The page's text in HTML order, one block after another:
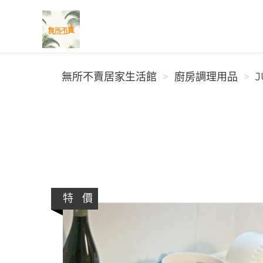
無所不賣居家生活館
無所不賣居家生活館
廚房調理用品
特 價